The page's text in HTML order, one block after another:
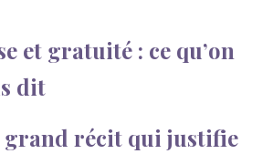
et gratuité : ce qu’on
dit
grand récit qui justifie